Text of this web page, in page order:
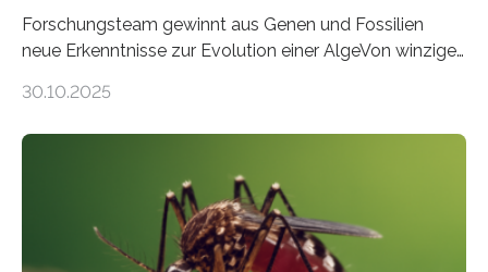
Forschungsteam gewinnt aus Genen und Fossilien
neue Erkenntnisse zur Evolution einer AlgeVon winzigen
Landpflanzen zählen zu den komplexesten
Grünalgen, die vor Hunderten von Millionen Jahren
lebten. Unter den Vorfahren sticht eine Gruppe heraus,
die noch heute in der Natur vorkommt: die
Süßwasseralge Coleochaetophyceae. Einige Arten
30.10.2025